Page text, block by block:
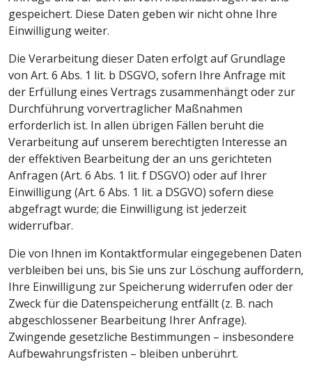
gespeichert. Diese Daten geben wir nicht ohne Ihre
Einwilligung weiter.
Die Verarbeitung dieser Daten erfolgt auf Grundlage
von Art. 6 Abs. 1 lit. b DSGVO, sofern Ihre Anfrage mit
der Erfüllung eines Vertrags zusammenhängt oder zur
Durchführung vorvertraglicher Maßnahmen
erforderlich ist. In allen übrigen Fällen beruht die
Verarbeitung auf unserem berechtigten Interesse an
der effektiven Bearbeitung der an uns gerichteten
Anfragen (Art. 6 Abs. 1 lit. f DSGVO) oder auf Ihrer
Einwilligung (Art. 6 Abs. 1 lit. a DSGVO) sofern diese
abgefragt wurde; die Einwilligung ist jederzeit
widerrufbar.
Die von Ihnen im Kontaktformular eingegebenen Daten
verbleiben bei uns, bis Sie uns zur Löschung auffordern,
Ihre Einwilligung zur Speicherung widerrufen oder der
Zweck für die Datenspeicherung entfällt (z. B. nach
abgeschlossener Bearbeitung Ihrer Anfrage).
Zwingende gesetzliche Bestimmungen – insbesondere
Aufbewahrungsfristen – bleiben unberührt.